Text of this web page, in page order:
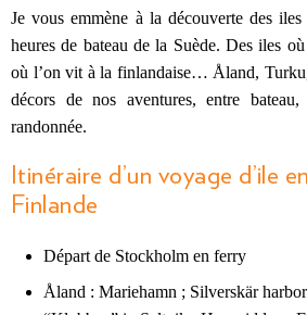
Je vous emmène à la découverte des
heures de bateau de la Suède. Des iles
où l’on vit à la finlandaise… Åland,
décors de nos aventures, entre
randonnée.
Itinéraire d’un voyage d’ile
Finlande
Départ de Stockholm en ferry
Åland : Mariehamn ; Silverskär